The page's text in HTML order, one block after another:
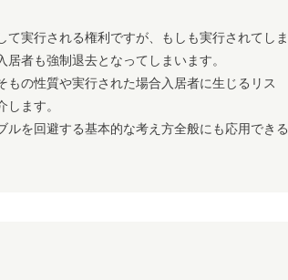
て実行される権利ですが、もしも実行されてしま
者も強制退去となってしまいます。
もの性質や実行された場合入居者に生じるリス
ます。
ルを回避する基本的な考え方全般にも応用できる